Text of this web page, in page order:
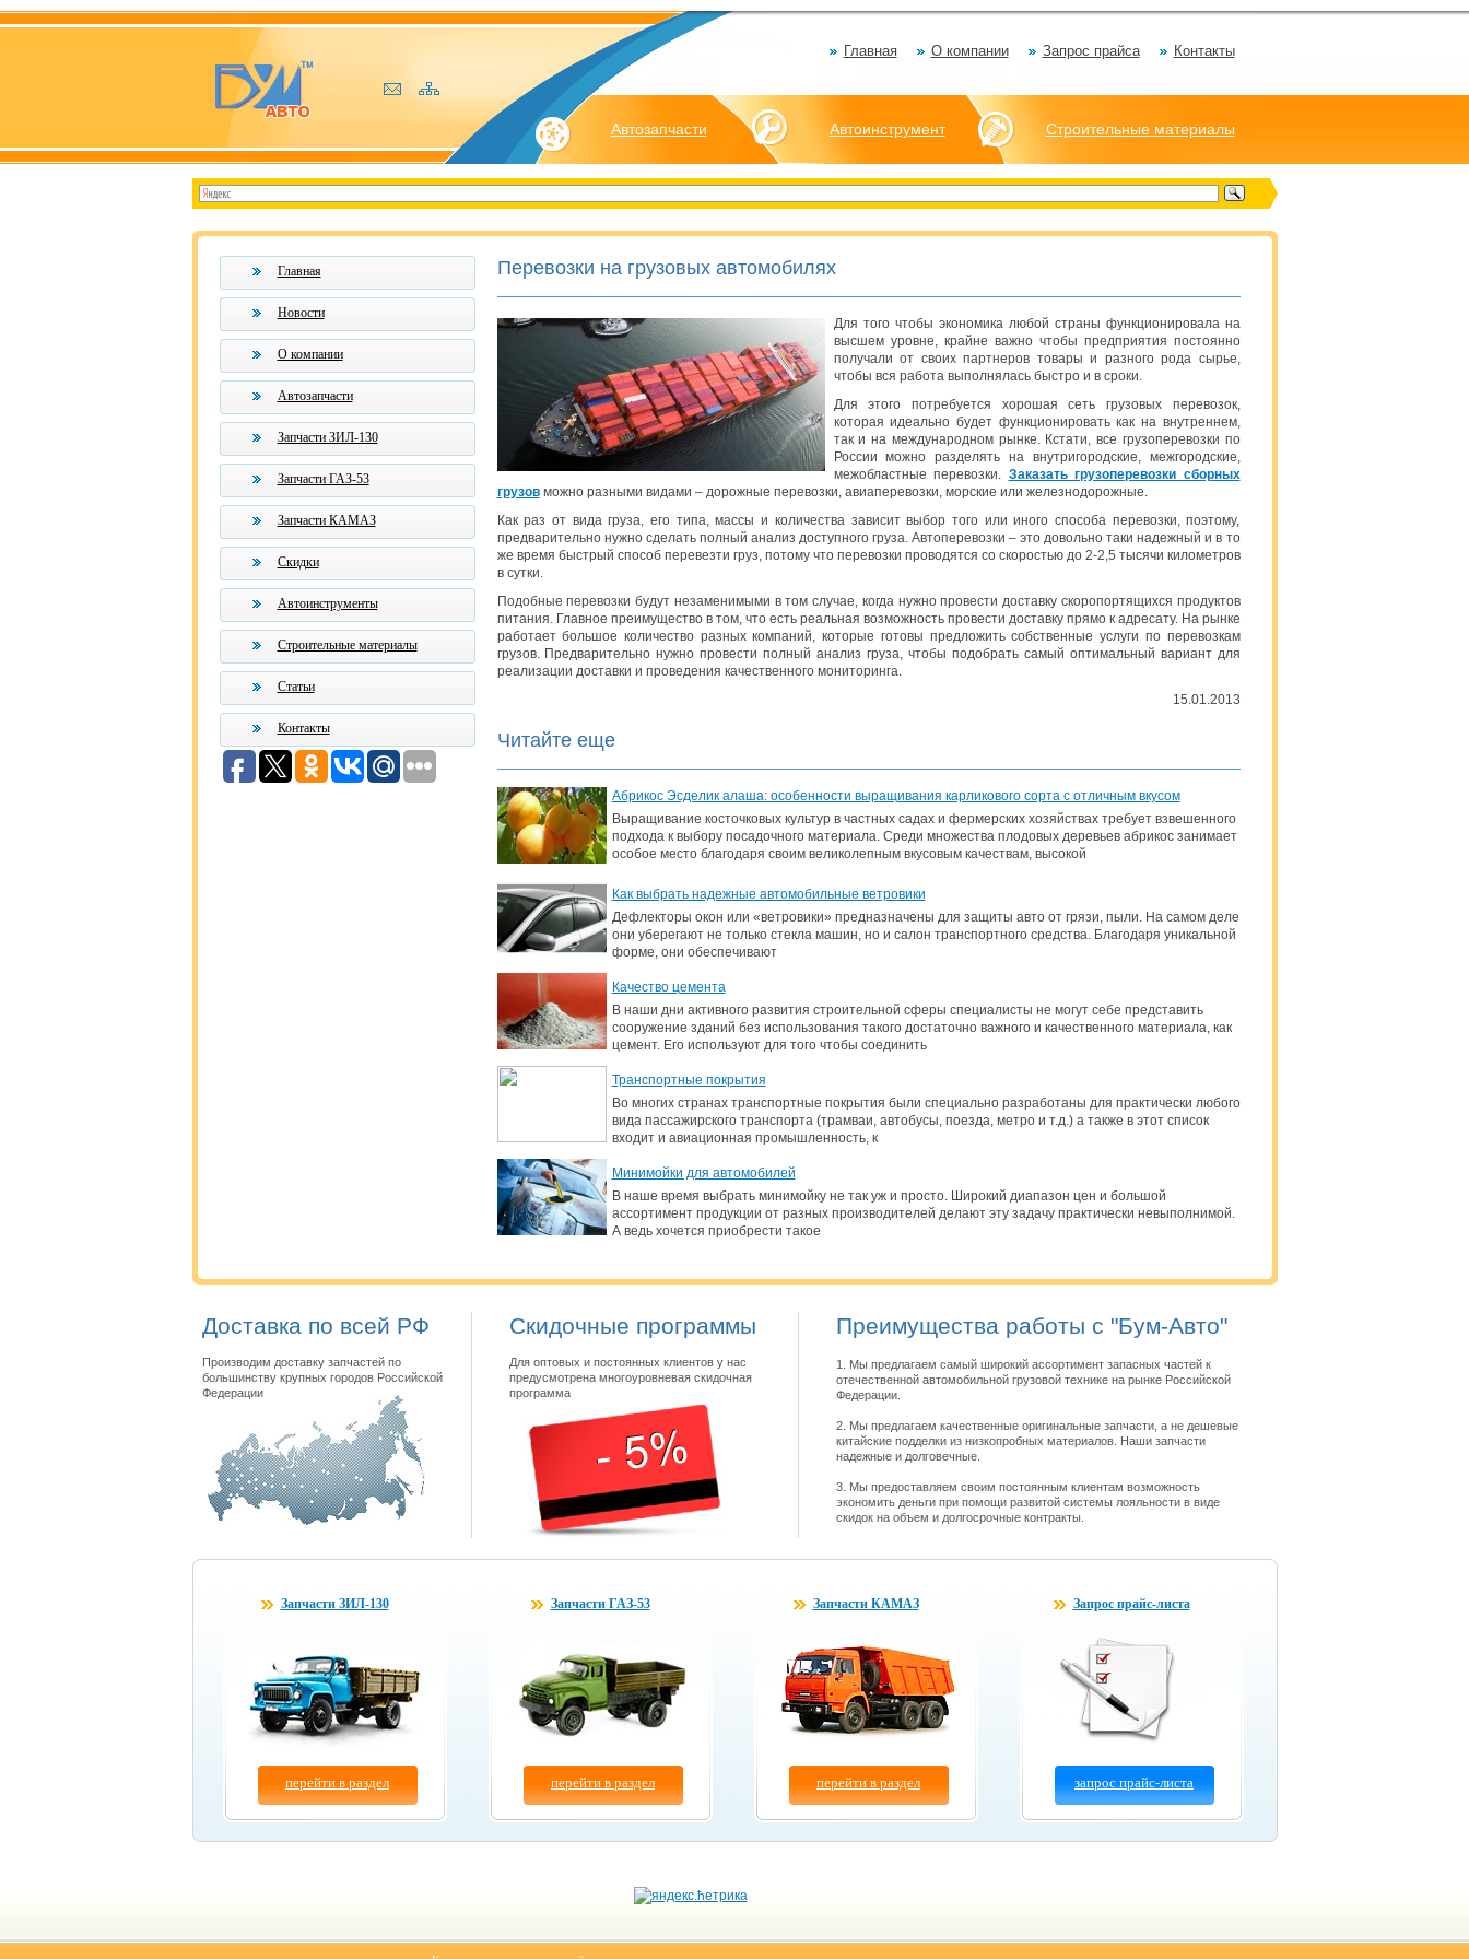
Главная О компании Запрос прайса Контакты
Автозапчасти Автоинструмент Строительные материалы
Главная
Новости
О компании
Автозапчасти
Запчасти ЗИЛ-130
Запчасти ГАЗ-53
Запчасти КАМАЗ
Скидки
Автоинструменты
Строительные материалы
Статьи
Контакты
Перевозки на грузовых автомобилях
Для того чтобы экономика любой страны функционировала на
высшем уровне, крайне важно чтобы предприятия постоянно
получали от своих партнеров товары и разного рода сырье,
чтобы вся работа выполнялась быстро и в сроки.
Для этого потребуется хорошая сеть грузовых перевозок,
которая идеально будет функционировать как на внутреннем,
так и на международном рынке. Кстати, все грузоперевозки по
России можно разделять на внутригородские, межгородские,
межобластные перевозки. Заказать грузоперевозки сборных
грузовможно разными видами – дорожные перевозки, авиаперевозки, морские или железнодорожные.
Как раз от вида груза, его типа, массы и количества зависит выбор того или иного способа перевозки, поэтому,
предварительно нужно сделать полный анализ доступного груза. Автоперевозки – это довольно таки надежный и в то
же время быстрый способ перевезти груз, потому что перевозки проводятся со скоростью до 2-2,5 тысячи километров
в сутки.
Подобные перевозки будут незаменимыми в том случае, когда нужно провести доставку скоропортящихся продуктов
питания. Главное преимущество в том, что есть реальная возможность провести доставку прямо к адресату. На рынке
работает большое количество разных компаний, которые готовы предложить собственные услуги по перевозкам
грузов. Предварительно нужно провести полный анализ груза, чтобы подобрать самый оптимальный вариант для
реализации доставки и проведения качественного мониторинга.
15.01.2013
Читайте еще
Абрикос Эсделик алаша: особенности выращивания карликового сорта с отличным вкусом
Выращивание косточковых культур в частных садах и фермерских хозяйствах требует взвешенного
подхода к выбору посадочного материала. Среди множества плодовых деревьев абрикос занимает
особое место благодаря своим великолепным вкусовым качествам, высокой
Как выбрать надежные автомобильные ветровики
Дефлекторы окон или «ветровики» предназначены для защиты авто от грязи, пыли. На самом деле
они уберегают не только стекла машин, но и салон транспортного средства. Благодаря уникальной
форме, они обеспечивают
Качество цемента
В наши дни активного развития строительной сферы специалисты не могут себе представить
сооружение зданий без использования такого достаточно важного и качественного материала, как
цемент. Его используют для того чтобы соединить
Транспортные покрытия
Во многих странах транспортные покрытия были специально разработаны для практически любого
вида пассажирского транспорта (трамваи, автобусы, поезда, метро и т.д.) а также в этот список
входит и авиационная промышленность, к
Минимойки для автомобилей
В наше время выбрать минимойку не так уж и просто. Широкий диапазон цен и большой
ассортимент продукции от разных производителей делают эту задачу практически невыполнимой.
А ведь хочется приобрести такое
Доставка по всей РФ
Производим доставку запчастей по
большинству крупных городов Российской
Федерации
Скидочные программы
Для оптовых и постоянных клиентов у нас
предусмотрена многоуровневая скидочная
программа
Преимущества работы с "Бум-Авто"
1. Мы предлагаем самый широкий ассортимент запасных частей к
отечественной автомобильной грузовой технике на рынке Российской
Федерации.
2. Мы предлагаем качественные оригинальные запчасти, а не дешевые
китайские подделки из низкопробных материалов. Наши запчасти
надежные и долговечные.
3. Мы предоставляем своим постоянным клиентам возможность
экономить деньги при помощи развитой системы лояльности в виде
скидок на объем и долгосрочные контракты.
Запчасти ЗИЛ-130
перейти в раздел
Запчасти ГАЗ-53
перейти в раздел
Запчасти КАМАЗ
перейти в раздел
Запрос прайс-листа
запрос прайс-листа